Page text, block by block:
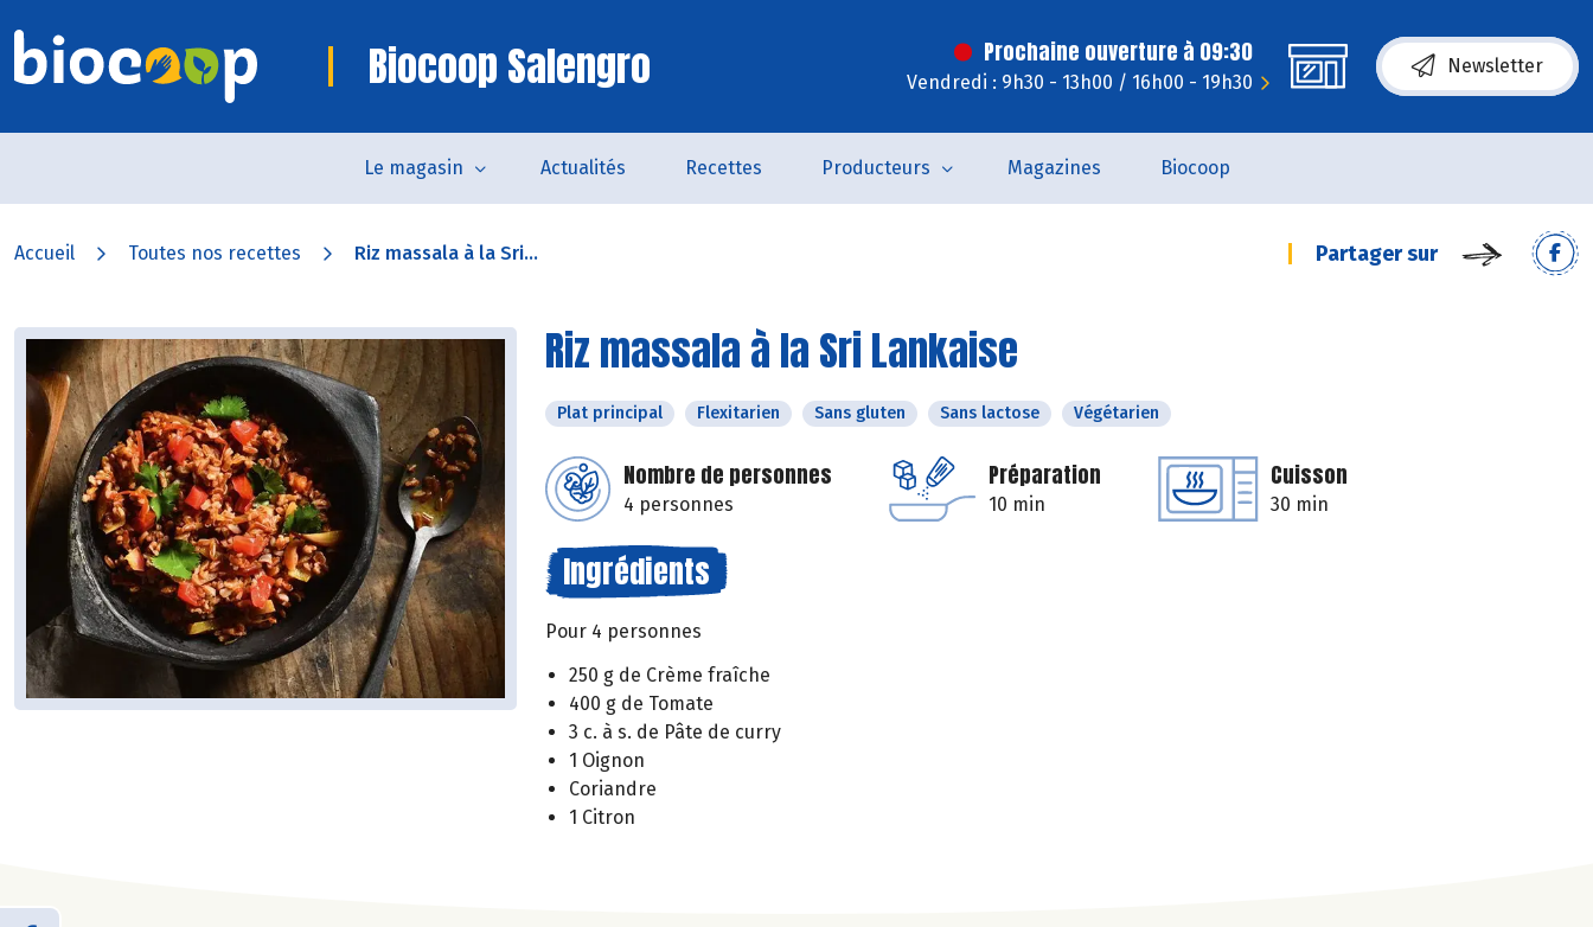
Biocoop Salengro Prochaine ouverture à 09:30
Vendredi : 9h30 - 13h00 / 16h00 - 19h30
Newsletter
Le magasin Actualités Recettes Producteurs Magazines Biocoop
Accueil Toutes nos recettes Riz massala à la Sri... Partager sur
Riz massala à la Sri Lankaise
Plat principal Flexitarien Sans gluten Sans lactose Végétarien
Nombre de personnes
4 personnes
Préparation
10 min
Cuisson
30 min
Ingrédients
Pour 4 personnes
250 g de Crème fraîche
400 g de Tomate
3 c. à s. de Pâte de curry
1 Oignon
Coriandre
1 Citron